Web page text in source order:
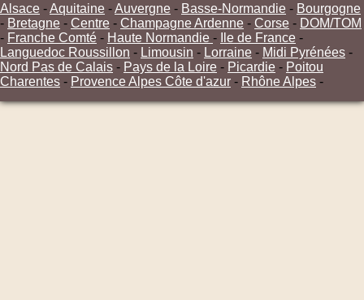
Alsace -Aquitaine -Auvergne - Basse-Normandie - Bourgogne
- Bretagne - Centre - Champagne Ardenne - Corse - DOM/TOM
- Franche Comté - Haute Normandie - Ile de France -
Languedoc Roussillon - Limousin - Lorraine - Midi Pyrénées -
Nord Pas de Calais - Pays de la Loire - Picardie - Poitou
Charentes - Provence Alpes Côte d'azur - Rhône Alpes -